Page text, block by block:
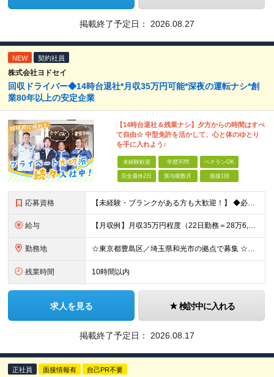
掲載終了予定日： 2026.08.27
NEW 契約社員
株式会社ヨドセイ
回収ドライバー◆14時台退社*月収35万円可能*深夜の運転ナシ*創
業80年以上の安定企業
【14時台退社＆残業ナシ】夕方からの時間はすべ
て自由☆ 中型免許を活かして、心と体のゆとり
を手に入れよう♪
未経験歓迎 学歴不問 ベテランOK
完全週休2日 賞与複数月 面接1回
応募資格 【未経験・ブランクがある方も大歓迎！】 ◆必須条件：準中型免許以上をお持ちの方 ※学歴・年齢・性別・職歴はいっさい不問です！ ★こんな方にピッタリ★ ・毎日決まった時間に帰ってプライベートを楽しみた
給与 【月収例】月収35万円程度（22日勤務＝28万6,000円＋各種手当） ★年収460万円の先輩も活躍中です！ ★通勤手当（全額）、家族手当（配偶者：1万4000円/子：9000円）、休日出勤手当など各
勤務地 ☆東京都豊島区／埼玉県和光市の拠点で募集 ☆バイク・自転車通勤OK！ ☆交通費全額支給 【本社／池袋営業所】 東京都豊島区東池袋2-38-20 【和光事務所】 埼玉県和光市新倉7-9-1 ※勤務
残業時間 10時間以内
求人を見る 検討中に入れる
掲載終了予定日： 2026.08.17
正社員 面接情報有 自己PR不要